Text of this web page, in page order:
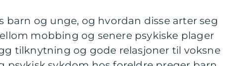
barn og unge, og hvordan disse arter seg
mobbing og senere psykiske plager
tilknytning og gode relasjoner til voksne